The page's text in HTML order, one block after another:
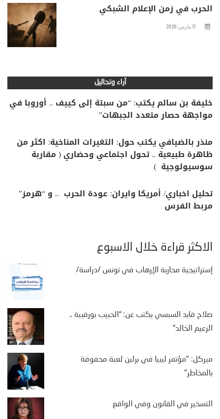
الحرب في زمن الإعلام الشبكي
17 مارس، 2026
آراء وتحاليل
خليفة بن سالم يكتب: “من سبتة إلى كييف .. أوروبا في
مواجهة حصار متعدد الجبهات”
منذر بالضيافي يكتب حول: التغيرات المناخية: اكثر من
ظاهرة طبيعية .. تحول اجتماعي وحضاري ( مقاربة
سوسيولوجية )
تحليل اخباري/ أمريكا وايران: عودة الحرب .. و “هرمز”
مربط الفرس
الأكثر قراءة خلال الأسبوع
إستراتيجية محاربة الإرهاب في تونس /دراسة/
صلاح قايد السبسي يكتب عن: “الحبيب بورقيبة ..
الزعيم الخالد”
ميركل: "مؤتمر ليبيا في برلين لعبة محفوفة
بالمخاطر"
التسخير في القانون وفي الواقع